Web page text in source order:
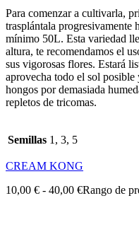
Para comenzar a cultivarla,
trasplántala progresivamente
mínimo 50L. Esta variedad
altura, te recomendamos el
sus vigorosas flores. Estará
aprovecha todo el sol
hongos por demasiada
repletos de tricomas.
Semillas 1, 3, 5
CREAM KONG
10,00 € - 40,00 €Rango de